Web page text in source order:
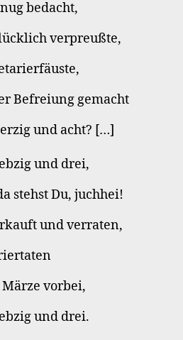
bedacht,
verpreußte,
Befreiung gemacht
und acht? […]
und drei,
stehst Du, juchhei!
und verraten,
vorbei,
und drei.